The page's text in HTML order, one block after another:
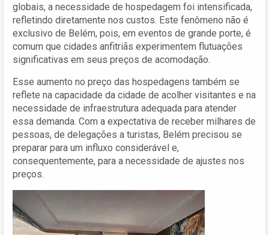
globais, a necessidade de hospedagem foi intensificada,
refletindo diretamente nos custos. Este fenômeno não é
exclusivo de Belém, pois, em eventos de grande porte, é
comum que cidades anfitriãs experimentem flutuações
significativas em seus preços de acomodação.
Esse aumento no preço das hospedagens também se
reflete na capacidade da cidade de acolher visitantes e na
necessidade de infraestrutura adequada para atender
essa demanda. Com a expectativa de receber milhares de
pessoas, de delegações a turistas, Belém precisou se
preparar para um influxo considerável e,
consequentemente, para a necessidade de ajustes nos
preços.